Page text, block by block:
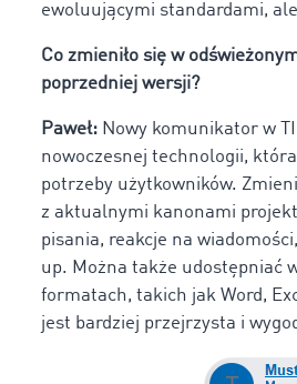
ewoluującymi standardami,
Co zmieniło się w
poprzedniej wersji?
Paweł: Nowy komunikator w
nowoczesnej technologii,
potrzeby użytkowników.
z aktualnymi kanonami
pisania, reakcje na
up. Można także udostępniać
formatach, takich jak Word,
jest bardziej przejrzysta i